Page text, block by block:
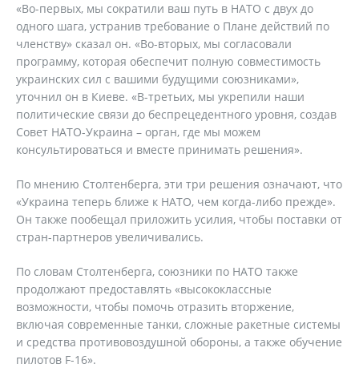
«Во-первых, мы сократили ваш путь в НАТО с двух до
одного шага, устранив требование о Плане действий по
членству» сказал он. «Во-вторых, мы согласовали
программу, которая обеспечит полную совместимость
украинских сил с вашими будущими союзниками»,
уточнил он в Киеве. «В-третьих, мы укрепили наши
политические связи до беспрецедентного уровня, создав
Совет НАТО-Украина – орган, где мы можем
консультироваться и вместе принимать решения».
По мнению Столтенберга, эти три решения означают, что
«Украина теперь ближе к НАТО, чем когда-либо прежде».
Он также пообещал приложить усилия, чтобы поставки от
стран-партнеров увеличивались.
По словам Столтенберга, союзники по НАТО также
продолжают предоставлять «высококлассные
возможности, чтобы помочь отразить вторжение,
включая современные танки, сложные ракетные системы
и средства противовоздушной обороны, а также обучение
пилотов F-16».